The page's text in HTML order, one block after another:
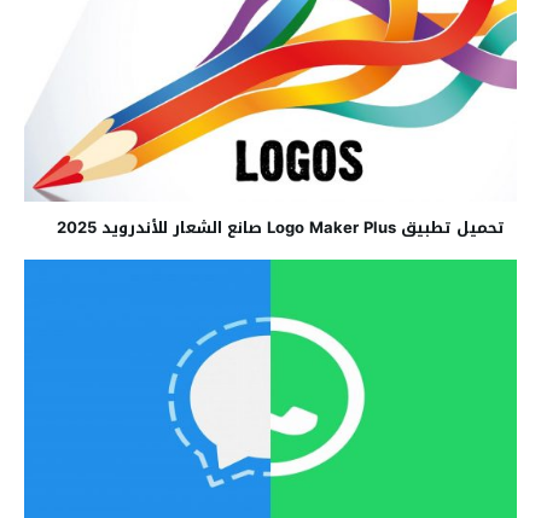
تحميل تطبيق Logo Maker Plus صانع الشعار للأندرويد 2025